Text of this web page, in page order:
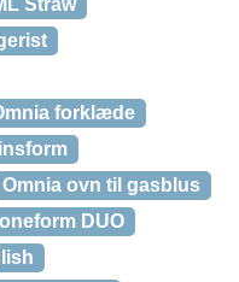
Straw
forklæde
Omnia ovn til gasblus
DUO